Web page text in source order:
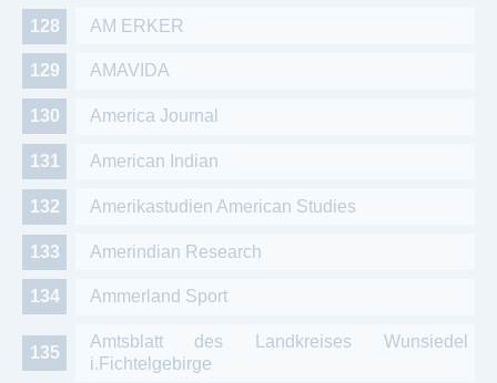
AM ERKER
AMAVIDA
America Journal
American Indian
Amerikastudien American Studies
Amerindian Research
Ammerland Sport
Amtsblatt des Landkreises Wunsiedel
i.Fichtelgebirge